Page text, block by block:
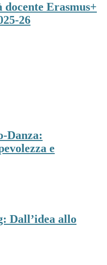
Erasmus+
26
Danza:
e
Dall’idea allo